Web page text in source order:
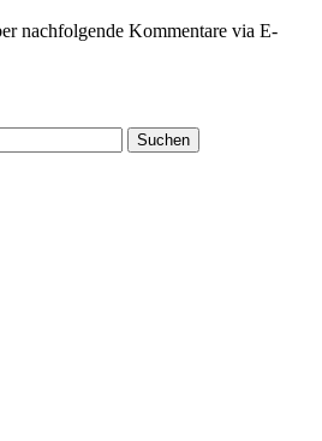
nachfolgende Kommentare via E-